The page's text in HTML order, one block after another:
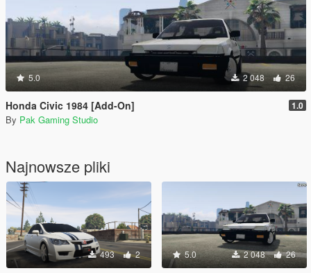
5.0 2 048 26
Honda Civic 1984 [Add-On] 1.0
By Pak Gaming Studio
Najnowsze pliki
493 2 5.0 2 048 26